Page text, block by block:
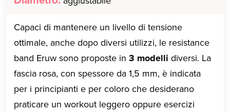
Capaci di mantenere un livello di tensione
ottimale, anche dopo diversi utilizzi, le resistance
band Eruw sono proposte in 3 modelli diversi. La
fascia rosa, con spessore da 1,5 mm, è indicata
per i principianti e per coloro che desiderano
praticare un workout leggero oppure esercizi